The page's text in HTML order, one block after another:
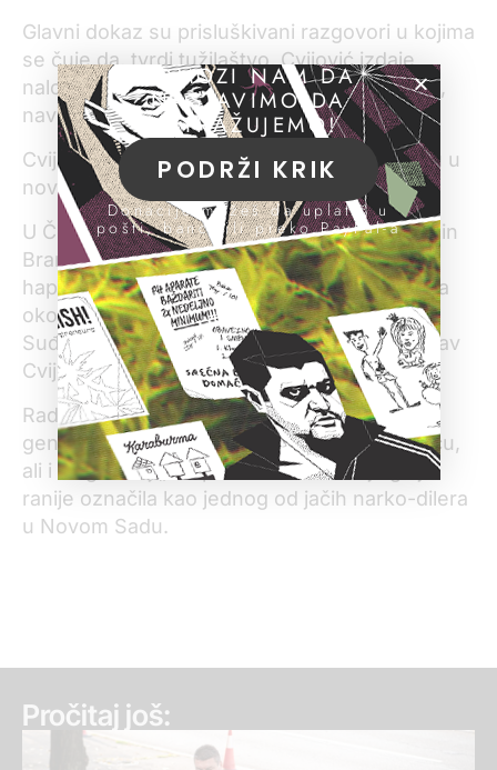
Glavni dokaz su prisluškivani razgovori u kojima
se čuje da, tvrdi tužilaštvo, Cvijović izdaje
naloge i govori o kokainu, „štekovima“, kešu,
navodi da je „roba mekana“ i „top“.
Cvijović i Pavlov uhapšeni su u Novom Sadu u
novembru 2017. godine.
U Češkoj je istog dana uhapšen Cvijovićev sin
Branislav sa dvojicom saradnika. Prilikom
hapšenja češka policija je pronašla i zaplenila
oko osam kilograma kokaina i 110.000 evra.
Suđenje u Češkoj već je završeno, a Branislav
Cvijović je osuđen na devet godina zatvora.
Radoslav Cvijović je kriminalac starije
generacije, bio je blizak Dragoslavu Kosmajcu,
ali i zloglasnoj „Grupi Amerika“. Policija ga je
ranije označila kao jednog od jačih narko-dilera
u Novom Sadu.
Pročitaj još:
POMOZI NAM DA
NASTAVIMO DA
ISTRAŽUJEMO!
PODRŽI KRIK
Donacije možeš da uplatiš u
pošti, banci ili preko PayPal-a